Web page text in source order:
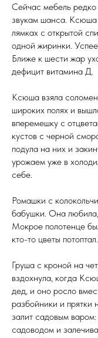
Сейчас мебель редко
звукам шанса. Ксюша
лямках с открытой
одной жиринки.
Ближе к шести жар
дефицит витамина Д.
Ксюша взяла
широких полях и
вперемешку с
кустов с черной
подула на них и
урожаем уже в
себе.
Ромашки с
бабушки. Она любила,
Мокрое полотенце
кто-то цветы потоптал.
Груша с кроной на
вздохнула, когда
дед, и оно росло
разбойники и прятки
залит садовым
садоводом и